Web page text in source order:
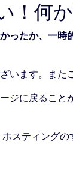
！何
ったか、一
います。ま
ジに戻ること
ホスティング